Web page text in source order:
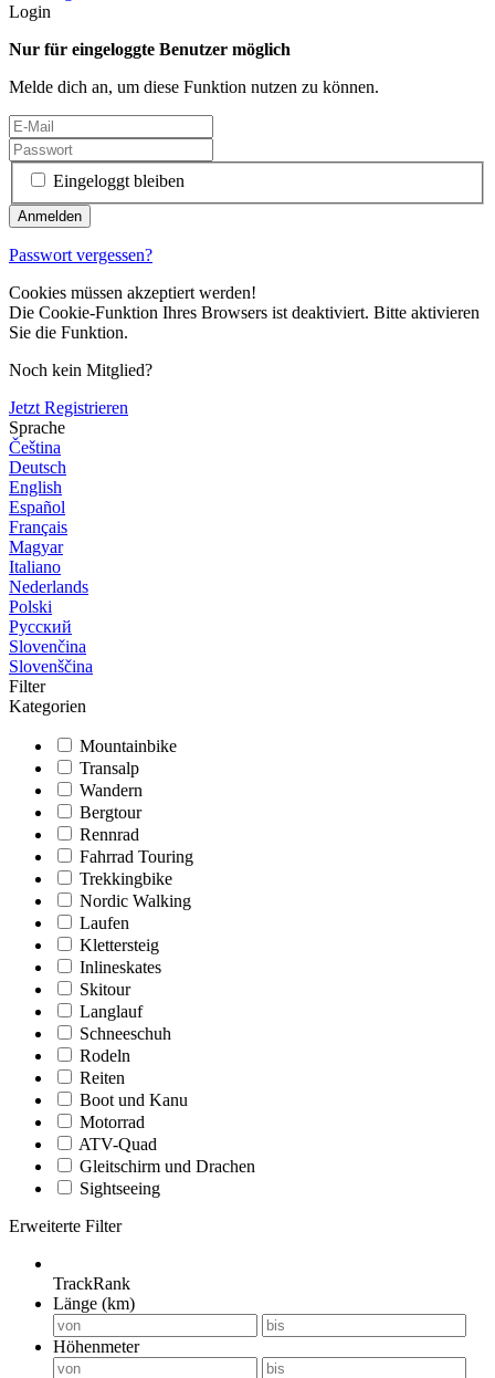
Login
Nur für eingeloggte Benutzer möglich
Melde dich an, um diese Funktion nutzen zu können.
Eingeloggt bleiben
Passwort vergessen?
Cookies müssen akzeptiert werden!
Die Cookie-Funktion Ihres Browsers ist deaktiviert. Bitte aktivieren
Sie die Funktion.
Noch kein Mitglied?
Jetzt Registrieren
Sprache
Čeština
Deutsch
English
Español
Français
Magyar
Italiano
Nederlands
Polski
Русский
Slovenčina
Slovenščina
Filter
Kategorien
Mountainbike
Transalp
Wandern
Bergtour
Rennrad
Fahrrad Touring
Trekkingbike
Nordic Walking
Laufen
Klettersteig
Inlineskates
Skitour
Langlauf
Schneeschuh
Rodeln
Reiten
Boot und Kanu
Motorrad
ATV-Quad
Gleitschirm und Drachen
Sightseeing
Erweiterte Filter
TrackRank
Länge (km)
Höhenmeter